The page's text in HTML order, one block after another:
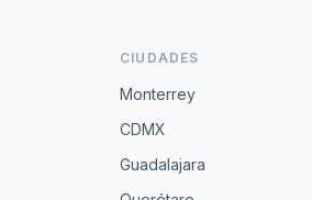
CIUDADES
Monterrey
CDMX
Guadalajara